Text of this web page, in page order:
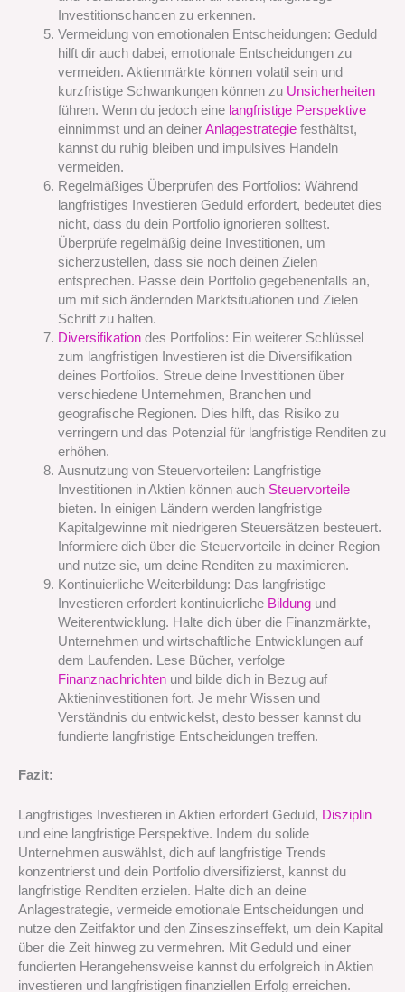
Investitionschancen zu erkennen.
Vermeidung von emotionalen Entscheidungen: Geduld
hilft dir auch dabei, emotionale Entscheidungen zu
vermeiden. Aktienmärkte können volatil sein und
kurzfristige Schwankungen können zu Unsicherheiten
führen. Wenn du jedoch eine langfristige Perspektive
einnimmst und an deinerAnlagestrategiefesthältst,
kannst du ruhig bleiben und impulsives Handeln
vermeiden.
Regelmäßiges Überprüfen des Portfolios: Während
langfristiges Investieren Geduld erfordert, bedeutet dies
nicht, dass du dein Portfolio ignorieren solltest.
Überprüfe regelmäßig deine Investitionen, um
sicherzustellen, dass sie noch deinen Zielen
entsprechen. Passe dein Portfolio gegebenenfalls an,
um mit sich ändernden Marktsituationen und Zielen
Schritt zu halten.
Diversifikationdes Portfolios: Ein weiterer Schlüssel
zum langfristigen Investieren ist die Diversifikation
deines Portfolios. Streue deine Investitionen über
verschiedene Unternehmen, Branchen und
geografische Regionen. Dies hilft, das Risiko zu
verringern und das Potenzial für langfristige Renditen zu
erhöhen.
Ausnutzung von Steuervorteilen: Langfristige
Investitionen in Aktien können auch Steuervorteile
bieten. In einigen Ländern werden langfristige
Kapitalgewinne mit niedrigeren Steuersätzen besteuert.
Informiere dich über die Steuervorteile in deiner Region
und nutze sie, um deine Renditen zu maximieren.
Kontinuierliche Weiterbildung: Das langfristige
Investieren erfordert kontinuierliche Bildungund
Weiterentwicklung. Halte dich über die Finanzmärkte,
Unternehmen und wirtschaftliche Entwicklungen auf
dem Laufenden. Lese Bücher, verfolge
Finanznachrichtenund bilde dich in Bezug auf
Aktieninvestitionen fort. Je mehr Wissen und
Verständnis du entwickelst, desto besser kannst du
fundierte langfristige Entscheidungen treffen.
Fazit:
Langfristiges Investieren in Aktien erfordert Geduld, Disziplin
und eine langfristige Perspektive. Indem du solide
Unternehmen auswählst, dich auf langfristige Trends
konzentrierst und dein Portfolio diversifizierst, kannst du
langfristige Renditen erzielen. Halte dich an deine
Anlagestrategie, vermeide emotionale Entscheidungen und
nutze den Zeitfaktor und den Zinseszinseffekt, um dein Kapital
über die Zeit hinweg zu vermehren. Mit Geduld und einer
fundierten Herangehensweise kannst du erfolgreich in Aktien
investieren und langfristigen finanziellen Erfolg erreichen.